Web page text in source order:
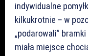
indywidualne
kilkukrotnie – w
„podarowali”
miała miejsce